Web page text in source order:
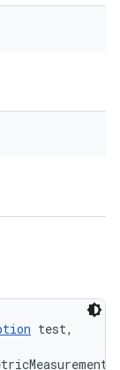
test,